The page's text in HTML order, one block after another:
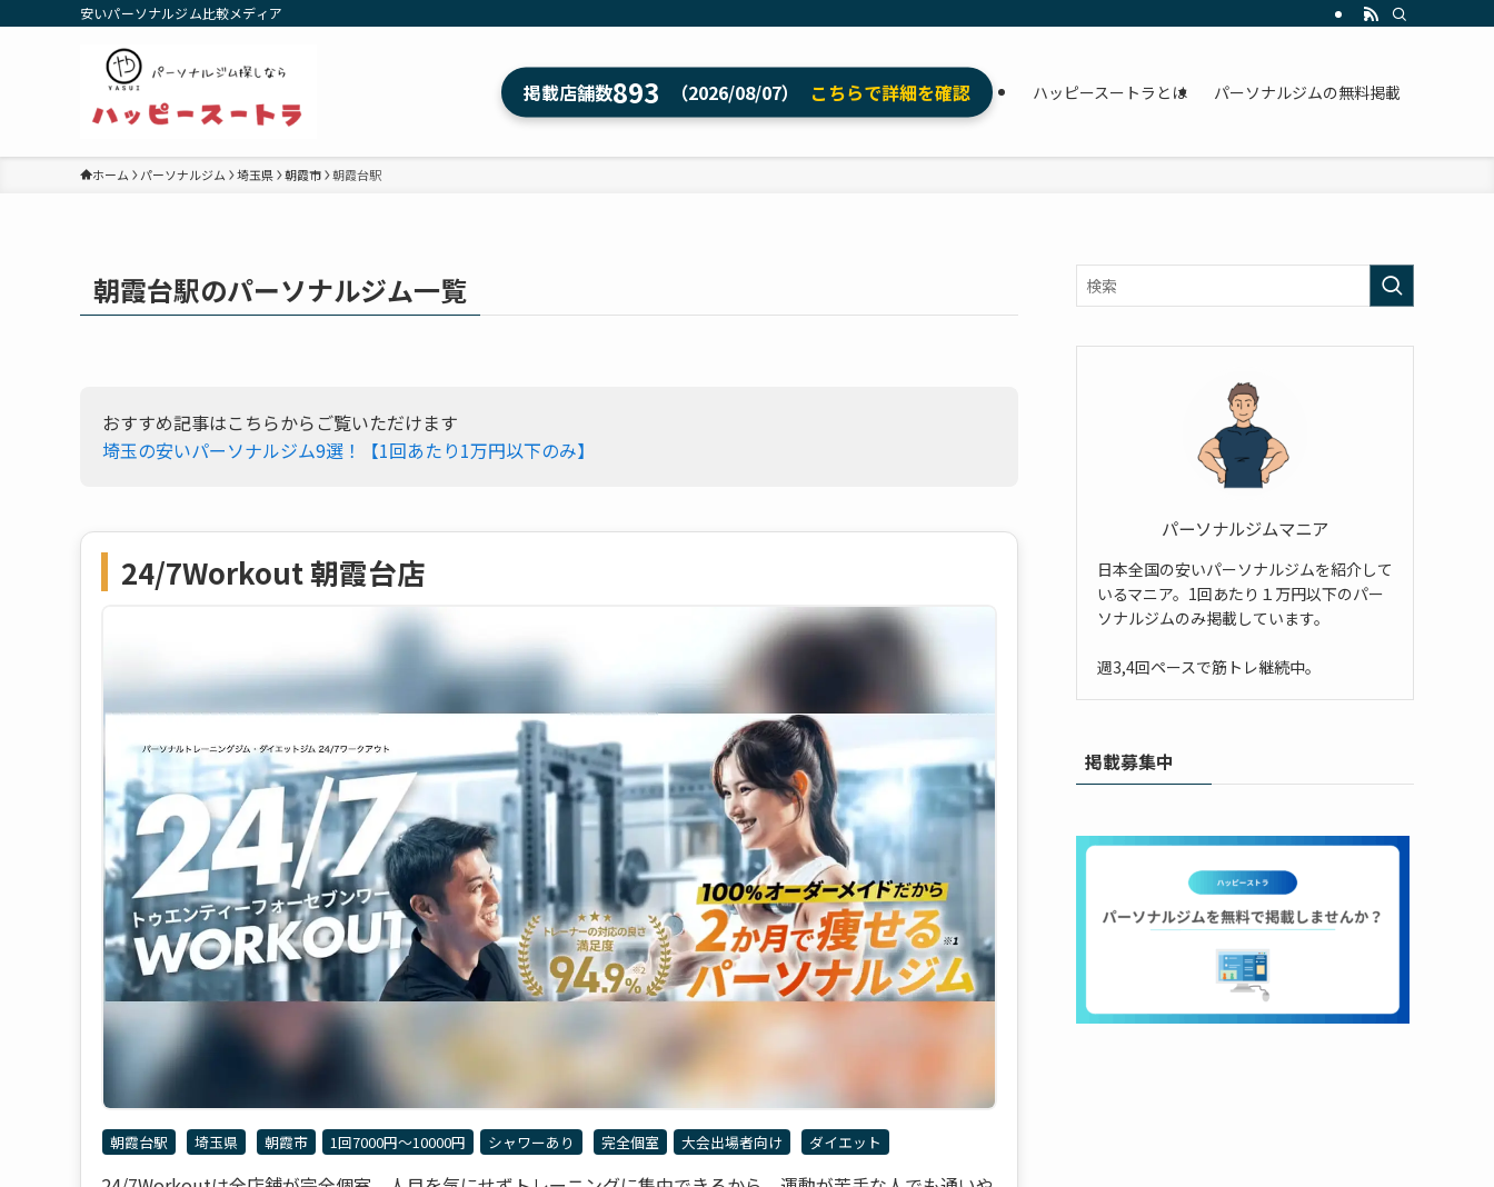
安いパーソナルジム比較メディア
ハッピースートラとは パーソナルジムの無料掲載
掲載店舗数893 （2026/08/07） こちらで詳細を確認
ホーム パーソナルジム 埼玉県 朝霞市 朝霞台駅
朝霞台駅のパーソナルジム一覧
おすすめ記事はこちらからご覧いただけます
埼玉の安いパーソナルジム9選！【1回あたり1万円以下のみ】
24/7Workout 朝霞台店
朝霞台駅 埼玉県 朝霞市 1回7000円〜10000円 シャワーあり 完全個室 大会出場者向け ダイエット
パーソナルジムマニア
日本全国の安いパーソナルジムを紹介して
いるマニア。1回あたり１万円以下のパー
ソナルジムのみ掲載しています。
週3,4回ペースで筋トレ継続中。
掲載募集中